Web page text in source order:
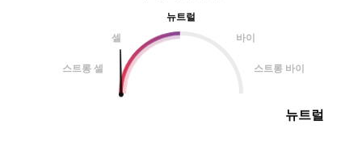
뉴트럴
셀
바이
스트롱 셀 스트롱 바이
뉴트럴